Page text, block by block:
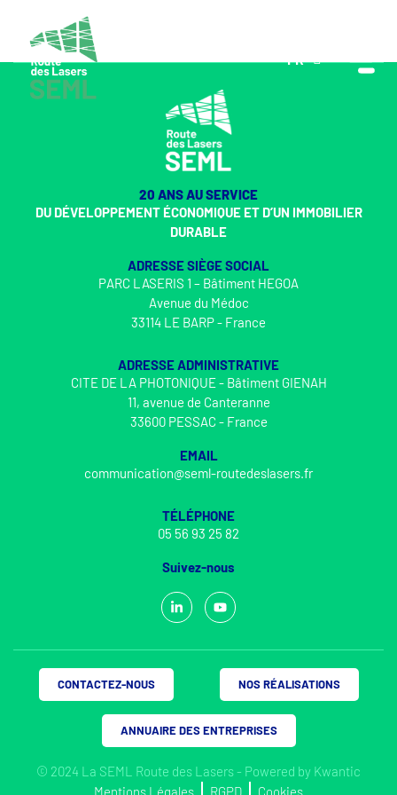
FR
EN
20 ANS AU SERVICE
DU DÉVELOPPEMENT ÉCONOMIQUE ET D’UN IMMOBILIER
DURABLE
ADRESSE SIÈGE SOCIAL
PARC LASERIS 1 – Bâtiment HEGOA
Avenue du Médoc
33114 LE BARP - France
ADRESSE ADMINISTRATIVE
CITE DE LA PHOTONIQUE - Bâtiment GIENAH
11, avenue de Canteranne
33600 PESSAC - France
EMAIL
communication@seml-routedeslasers.fr
TÉLÉPHONE
05 56 93 25 82
Suivez-nous
© 2024 La SEML Route des Lasers - Powered by Kwantic
Mentions Légales
RGPD Cookies
CONTACTEZ-NOUS NOS RÉALISATIONS
ANNUAIRE DES ENTREPRISES